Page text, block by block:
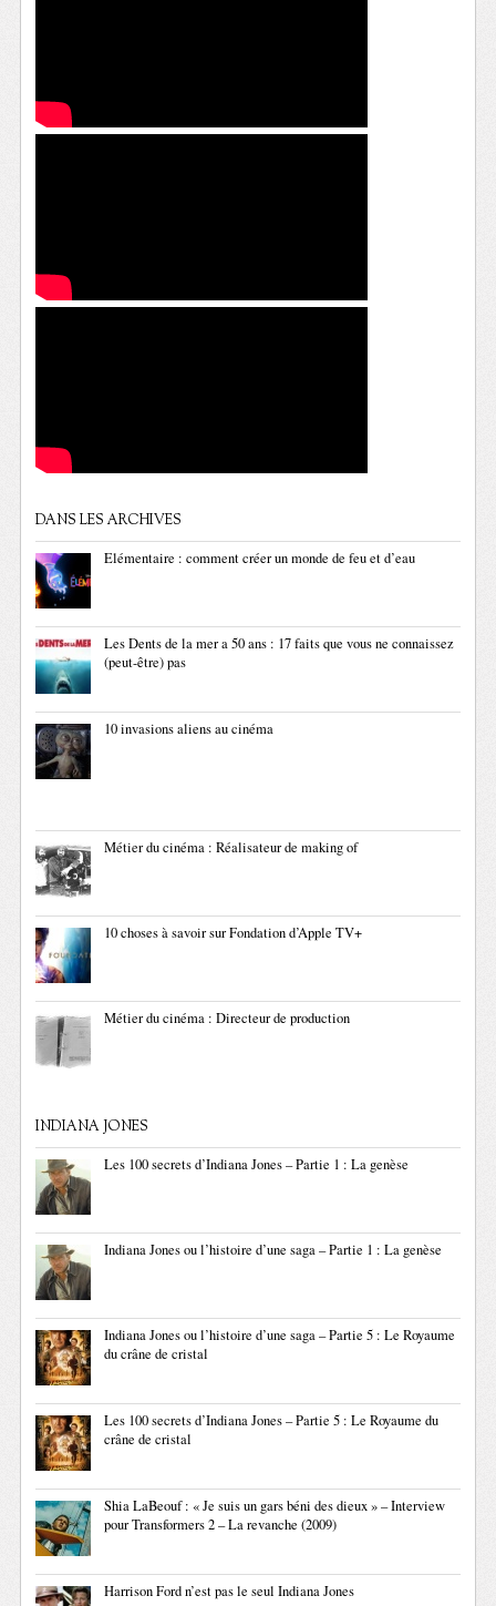
DANS LES ARCHIVES
Elémentaire : comment créer un monde de feu et d’eau
Les Dents de la mer a 50 ans : 17 faits que vous ne connaissez
(peut-être) pas
10 invasions aliens au cinéma
Métier du cinéma : Réalisateur de making of
10 choses à savoir sur Fondation d’Apple TV+
Métier du cinéma : Directeur de production
INDIANA JONES
Les 100 secrets d’Indiana Jones – Partie 1 : La genèse
Indiana Jones ou l’histoire d’une saga – Partie 1 : La genèse
Indiana Jones ou l’histoire d’une saga – Partie 5 : Le Royaume
du crâne de cristal
Les 100 secrets d’Indiana Jones – Partie 5 : Le Royaume du
crâne de cristal
Shia LaBeouf : « Je suis un gars béni des dieux » – Interview
pour Transformers 2 – La revanche (2009)
Harrison Ford n’est pas le seul Indiana Jones